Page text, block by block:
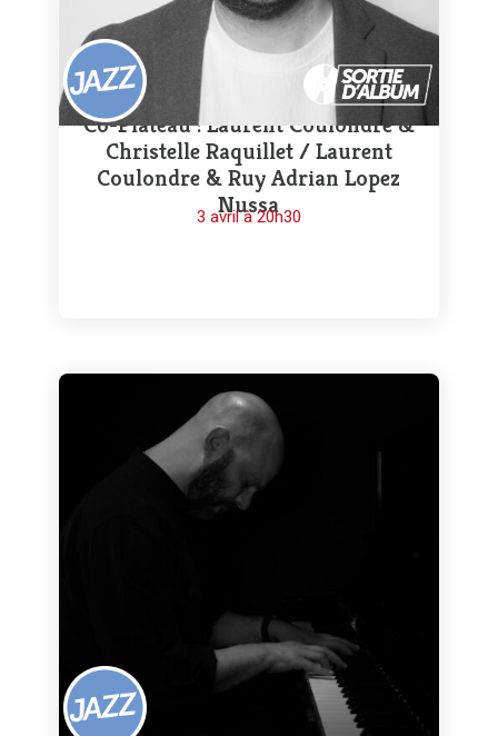
Co-Plateau : Laurent Coulondre &
Christelle Raquillet / Laurent
Coulondre & Ruy Adrian Lopez
Nussa
3 avril à 20h30